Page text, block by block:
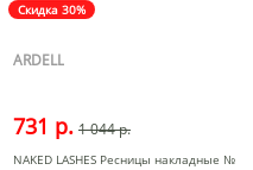
Скидка 30%
ARDELL
731 р. 1 044 р.
NAKED LASHES Ресницы накладные №